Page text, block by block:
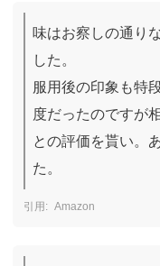
味はお察しの通り
した。
服用後の印象も特
度だったのですが
との評価を貰い。
た。
Amazon